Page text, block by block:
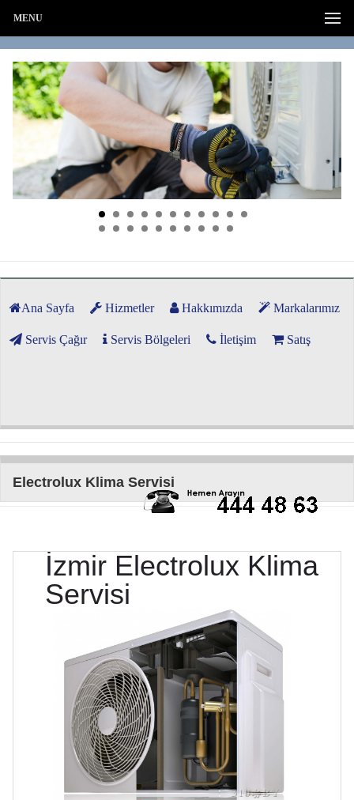
MENU
Ana Sayfa Hizmetler Hakkımızda Markalarımız
Servis Çağır Servis Bölgeleri İletişim Satış
Electrolux Klima Servisi
İzmir Electrolux Klima
Servisi